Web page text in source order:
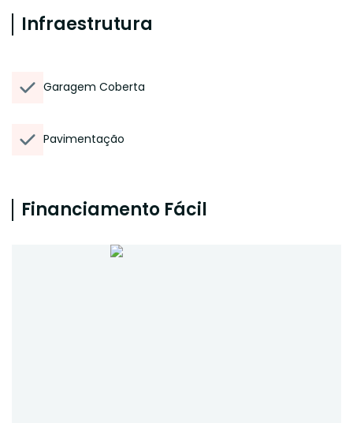
Infraestrutura
Garagem Coberta
Pavimentação
Financiamento Fácil